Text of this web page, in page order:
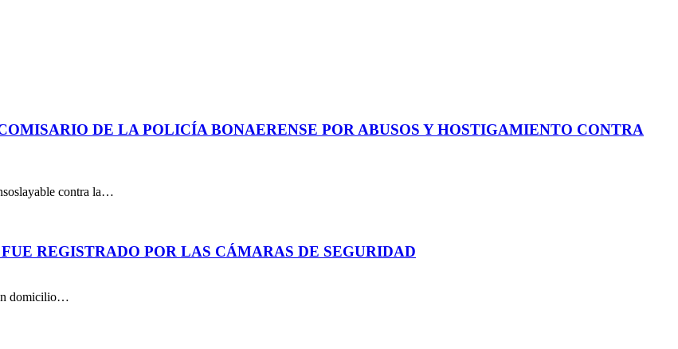
DE LA POLICÍA BONAERENSE POR ABUSOS Y HOSTIGAMIENTO CONTRA
contra la…
REGISTRADO POR LAS CÁMARAS DE SEGURIDAD
domicilio…